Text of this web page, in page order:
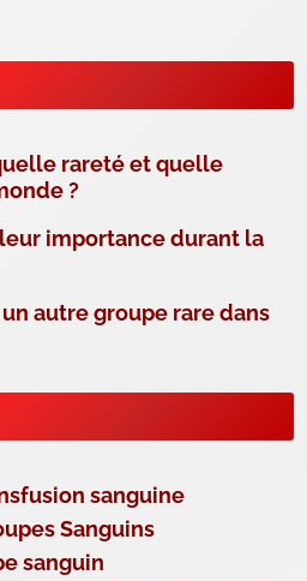
rareté et quelle
?
importance durant la
autre groupe rare dans
sanguine
Sanguins
sanguin